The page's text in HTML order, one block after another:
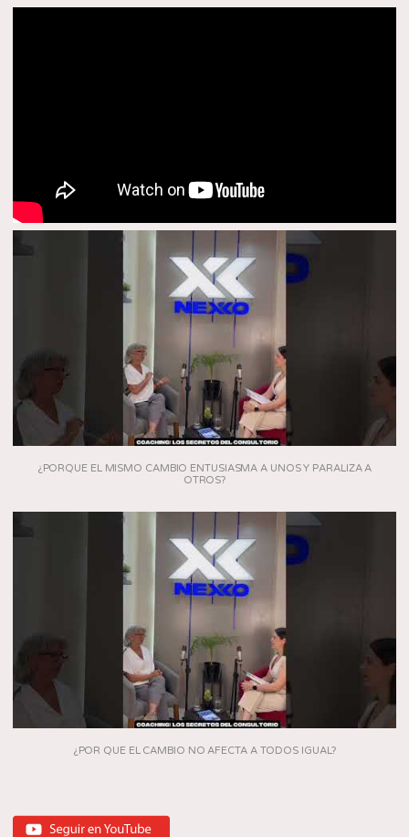
¿PORQUE EL MISMO CAMBIO ENTUSIASMA A UNOS Y PARALIZA A
OTROS?
¿POR QUE EL CAMBIO NO AFECTA A TODOS IGUAL?